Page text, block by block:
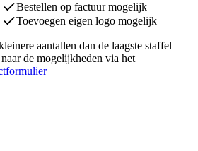
Bestellen op factuur mogelijk
Toevoegen eigen logo mogelijk
aantallen dan de laagste staffel
de mogelijkheden via het